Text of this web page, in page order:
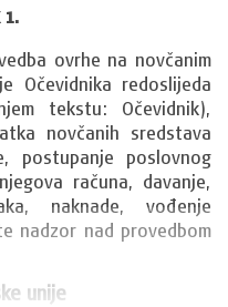
ovrhe na novčanim
Očevidnika redoslijeda
tekstu: Očevidnik),
novčanih sredstava
postupanje poslovnog
računa, davanje,
naknade, vođenje
nadzor nad provedbom
unije